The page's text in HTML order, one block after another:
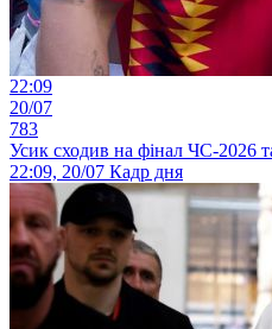
22:09
20/07
783
Усик сходив на фінал ЧС-2026
22:09, 20/07 Кадр дня